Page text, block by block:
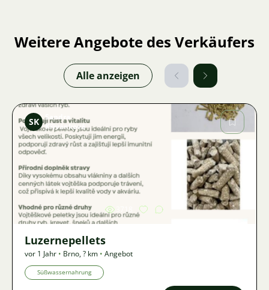
Weitere Angebote des Verkäufers
Alle anzeigen
Bild
SK
Sandra
Křivánková
Luzernepellets
vor 1 Jahr • Brno,? km • Angebot
Süßwassernahrung